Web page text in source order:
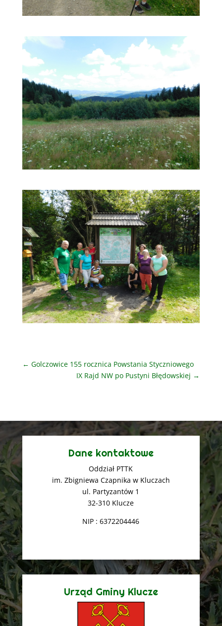
← Golczowice 155 rocznica Powstania Styczniowego
IX Rajd NW po Pustyni Błędowskiej →
Dane kontaktowe
Oddział PTTK
im. Zbigniewa Czapnika w Kluczach
ul. Partyzantów 1
32-310 Klucze
NIP : 6372204446
Urząd Gminy Klucze